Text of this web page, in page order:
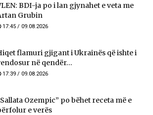
BDI-ja po i lan gjynahet e veta me
Grubin
17:45 / 09.08.2026
flamuri gjigant i Ukrainës që ishte i
në qendër...
17:39 / 09.08.2026
Ozempic” po bëhet receta më e
e verës